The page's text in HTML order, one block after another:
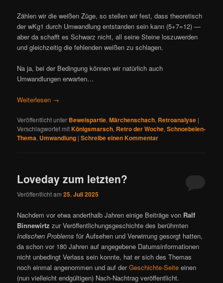
Zählen wir die weißen Züge, so stellen wir fest, dass theoretisch
der wKg1 durch Umwandlung entstanden sein kann (5+7=12) —
aber da schafft es Schwarz nicht, all seine Steine loszuwerden
und gleichzeitig die fehlenden weißen zu schlagen.
Na ja, bei der Bedingung können wir natürlich auch
Umwandlungen erwarten…
Weiterlesen →
Veröffentlicht unter Beweispartie,Märchenschach, Retroanalyse |
Verschlagwortet mitKönigsmarsch, Retro der Woche,Schnoebelen-
Thema, Umwandlung |Schreibe einen Kommentar
Loveday zum letzten?
Veröffentlicht am25. Juli 2025
Nachdem vor etwa anderthalb Jahren einige Beiträge von Ralf
Binnewirtz zur Veröffentlichungsgeschichte des berühmten
Indischen Problems für Aufsehen und Verwirrung gesorgt hatten,
da schon vor 180 Jahren auf angegebene Datumsinformationen
nicht unbedingt Verlass sein konnte, hat er sich des Themas
noch einmal angenommen und auf derGeschichte-Seite einen
(nun vielleicht endgültigen) Nach-Nachtrag veröffentlicht.